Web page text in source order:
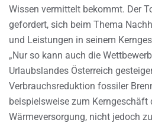
Wissen vermittelt bekommt. Der
gefordert, sich beim Thema
und Leistungen in seinem
„Nur so kann auch die
Urlaubslandes Österreich
Verbrauchsreduktion fossiler
beispielsweise zum Kerngeschäft
Wärmeversorgung, nicht jedoch